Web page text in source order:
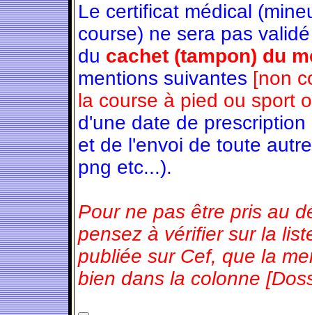
Le certificat médical
course) ne sera pas
du cachet (tampon) du
mentions suivantes [non
la course à pied ou sport
d'une date de
et de l'envoi de toute
png etc...).
Pour ne pas être pris au
pensez à vérifier sur la
publiée sur Cef, que la
bien dans la colonne